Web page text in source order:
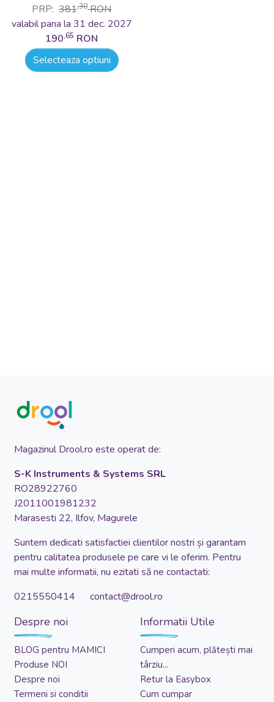
PRP: 381,30 RON
valabil pana la 31 dec. 2027
190,65 RON
Selecteaza optiuni
Magazinul Drool.ro este operat de:
S-K Instruments & Systems SRL
RO28922760
J2011001981232
Marasesti 22, Ilfov, Magurele
Suntem dedicati satisfactiei clientilor nostri și garantam
pentru calitatea produsele pe care vi le oferim. Pentru
mai multe informatii, nu ezitati să ne contactati:
0215550414 contact@drool.ro
Despre noi
BLOG pentru MAMICI
Produse NOI
Despre noi
Termeni si conditii
Informatii Utile
Cumperi acum, plătești mai
târziu...
Retur la Easybox
Cum cumpar